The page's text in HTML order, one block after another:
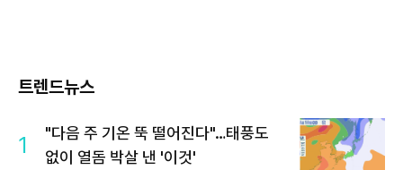
트렌드뉴스
1
"다음 주 기온 뚝 떨어진다"…태풍도
없이 열돔 박살 낸 '이것'